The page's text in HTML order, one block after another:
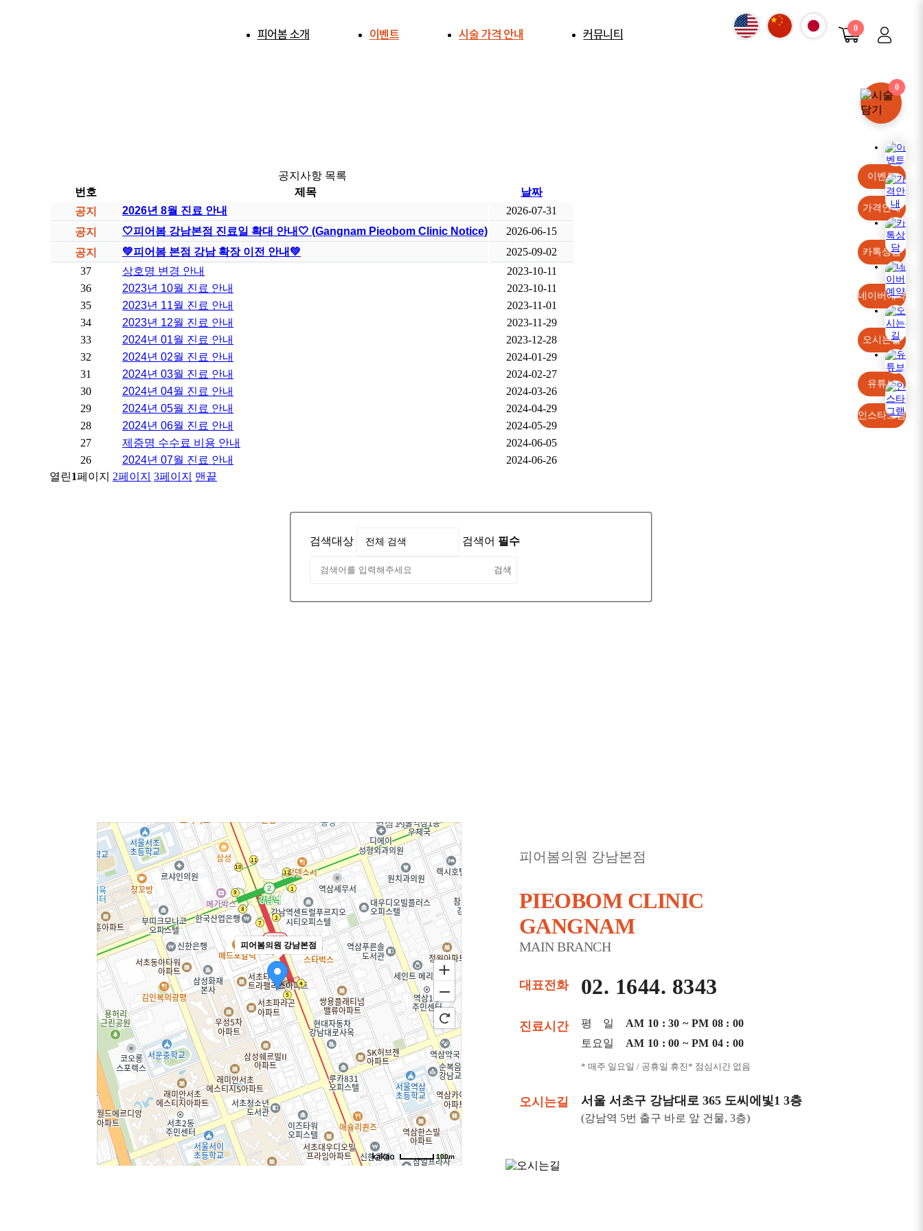
피어봄 소개 이벤트 시술 가격 안내 커뮤니티 0
공지사항 목록
번호
제목
날짜
공지
2026년 8월 진료 안내
2026-07-31
공지
🤍피어봄 강남본점 진료일 확대 안내🤍 (Gangnam Pieobom Clinic Notice)
2026-06-15
공지
💚피어봄 본점 강남 확장 이전 안내💚
2025-09-02
37
상호명 변경 안내
2023-10-11
36
2023년 10월 진료 안내
2023-10-11
35
2023년 11월 진료 안내
2023-11-01
34
2023년 12월 진료 안내
2023-11-29
33
2024년 01월 진료 안내
2023-12-28
32
2024년 02월 진료 안내
2024-01-29
31
2024년 03월 진료 안내
2024-02-27
30
2024년 04월 진료 안내
2024-03-26
29
2024년 05월 진료 안내
2024-04-29
28
2024년 06월 진료 안내
2024-05-29
27
제증명 수수료 비용 안내
2024-06-05
26
2024년 07월 진료 안내
2024-06-26
열린1페이지 2페이지 3페이지 맨끝
검색대상 검색어 필수
검색
0
이벤트
가격안내
카톡상담
네이버예약
오시는길
유튜브
인스타그램
피어봄의원 강남본점
100m
피어봄의원 강남본점
PIEOBOM CLINIC
GANGNAM
MAIN BRANCH
대표전화 02. 1644. 8343
진료시간 평 일
AM 10 : 30 ~ PM 08 : 00
토요일
AM 10 : 00 ~ PM 04 : 00
* 매주 일요일 / 공휴일 휴진* 점심시간 없음
오시는길 서울 서초구 강남대로 365 도씨에빛1 3층
(강남역 5번 출구 바로 앞 건물, 3층)